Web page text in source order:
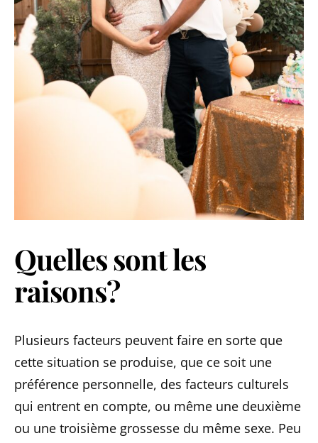
Quelles sont les
raisons?
Plusieurs facteurs peuvent faire en sorte que
cette situation se produise, que ce soit une
préférence personnelle, des facteurs culturels
qui entrent en compte, ou même une deuxième
ou une troisième grossesse du même sexe. Peu